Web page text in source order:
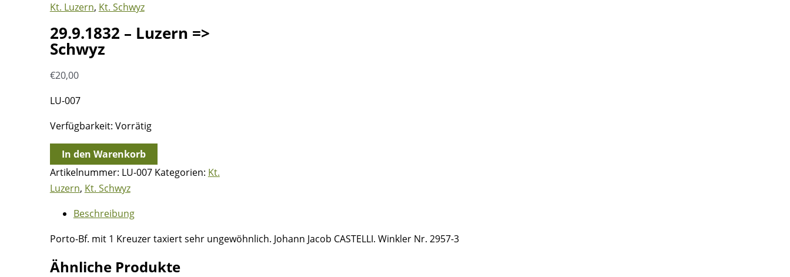
Kt. Luzern, Kt. Schwyz
29.9.1832 – Luzern =>
Schwyz
€20,00
LU-007
Verfügbarkeit: Vorrätig
29.9.1832
-
Luzern
Schwyz
In den Warenkorb
Artikelnummer: LU-007 Kategorien: Kt.
Luzern, Kt. Schwyz
Beschreibung
Porto-Bf. mit 1 Kreuzer taxiert sehr ungewöhnlich. Johann Jacob CASTELLI. Winkler Nr. 2957-3
Ähnliche Produkte